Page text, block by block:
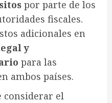
por parte de los
fiscales.
adicionales en
y
para las
ambos países.
considerar el